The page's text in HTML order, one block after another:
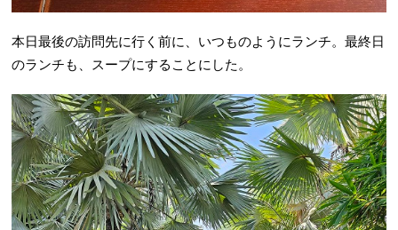
本日最後の訪問先に行く前に、いつものようにランチ。最終日
のランチも、スープにすることにした。